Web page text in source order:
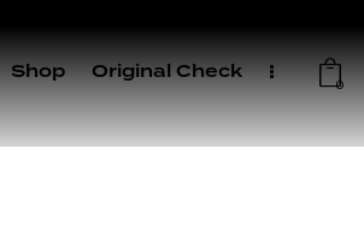
Shop Original Check 0